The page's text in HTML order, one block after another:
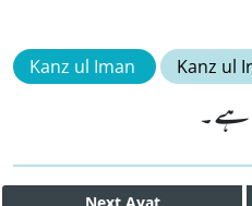
Kanz ul Iman Kanz ul
ہے۔